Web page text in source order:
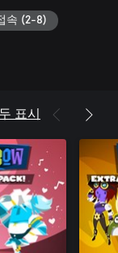
속 (2-8)
표시